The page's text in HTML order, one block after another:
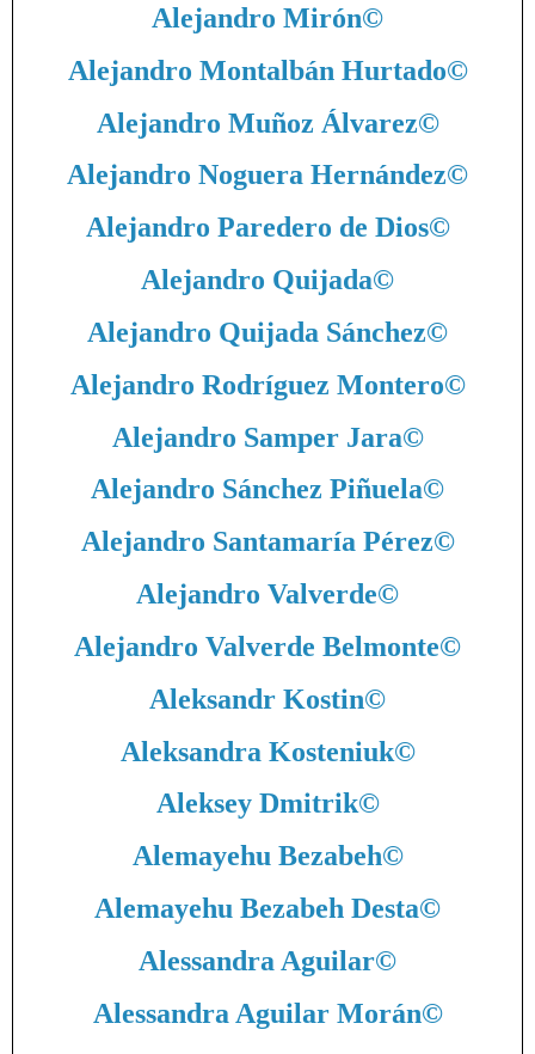
Alejandro Mirón©
Alejandro Montalbán Hurtado©
Alejandro Muñoz Álvarez©
Alejandro Noguera Hernández©
Alejandro Paredero de Dios©
Alejandro Quijada©
Alejandro Quijada Sánchez©
Alejandro Rodríguez Montero©
Alejandro Samper Jara©
Alejandro Sánchez Piñuela©
Alejandro Santamaría Pérez©
Alejandro Valverde©
Alejandro Valverde Belmonte©
Aleksandr Kostin©
Aleksandra Kosteniuk©
Aleksey Dmitrik©
Alemayehu Bezabeh©
Alemayehu Bezabeh Desta©
Alessandra Aguilar©
Alessandra Aguilar Morán©